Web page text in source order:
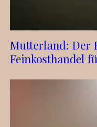
Mutterland: Der
Feinkosthandel